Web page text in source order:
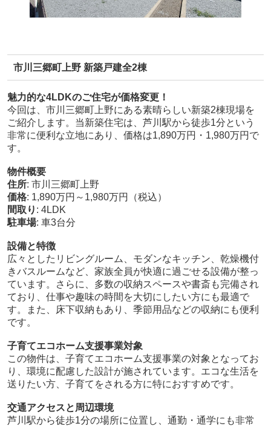
市川三郷町上野 新築戸建全2棟
魅力的な4LDKのご住宅が価格変更！
今回は、市川三郷町上野にある素晴らしい新築2棟現場を
ご紹介します。当新築住宅は、芦川駅から徒歩1分という
非常に便利な立地にあり、価格は1,890万円・1,980万円で
す。
物件概要
住所: 市川三郷町上野
価格: 1,890万円～1,980万円（税込）
間取り : 4LDK
駐車場: 車3台分
設備と特徴
広々としたリビングルーム、モダンなキッチン、乾燥機付
きバスルームなど、家族全員が快適に過ごせる設備が整っ
ています。さらに、多数の収納スペースや書斎も完備され
ており、仕事や趣味の時間を大切にしたい方にも最適で
す。また、床下収納もあり、季節用品などの収納にも便利
です。
子育てエコホーム支援事業対象
この物件は、子育てエコホーム支援事業の対象となってお
り、環境に配慮した設計が施されています。エコな生活を
送りたい方、子育てをされる方に特におすすめです。
交通アクセスと周辺環境
芦川駅から徒歩1分の場所に位置し、通勤・通学にも非常